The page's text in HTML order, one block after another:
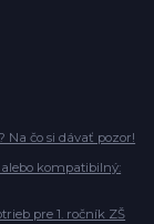
čo si dávať pozor!
kompatibilný:
pre 1. ročník ZŠ